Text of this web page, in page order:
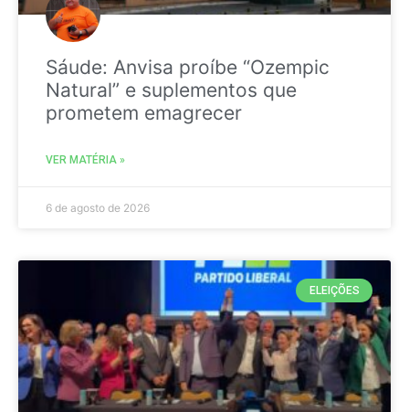
Sáude: Anvisa proíbe “Ozempic
Natural” e suplementos que
prometem emagrecer
VER MATÉRIA »
6 de agosto de 2026
ELEIÇÕES